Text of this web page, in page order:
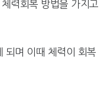
력회복 방법을 가지고
되며 이때 체력이 회복